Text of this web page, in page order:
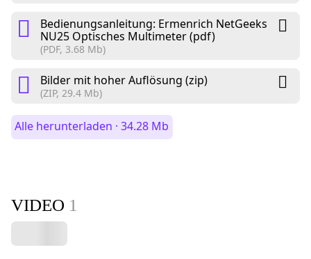
Bedienungsanleitung: Ermenrich NetGeeks
NU25 Optisches Multimeter (pdf)
(PDF, 3.68 Mb)
Bilder mit hoher Auflösung (zip)
(ZIP, 29.4 Mb)
Alle herunterladen · 34.28 Mb
VIDEO 1